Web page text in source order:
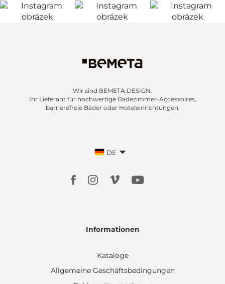
Wir sind BEMETA DESIGN.
Ihr Lieferant für hochwertige Badezimmer-Accessoires,
barrierefreie Bäder oder Hoteleinrichtungen.
DE
Informationen
Kataloge
Allgemeine Geschäftsbedingungen